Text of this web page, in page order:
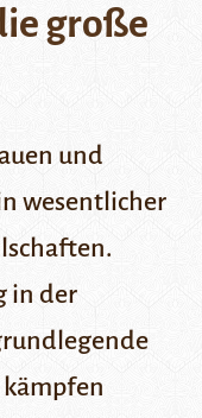
große
und
wesentlicher
in der